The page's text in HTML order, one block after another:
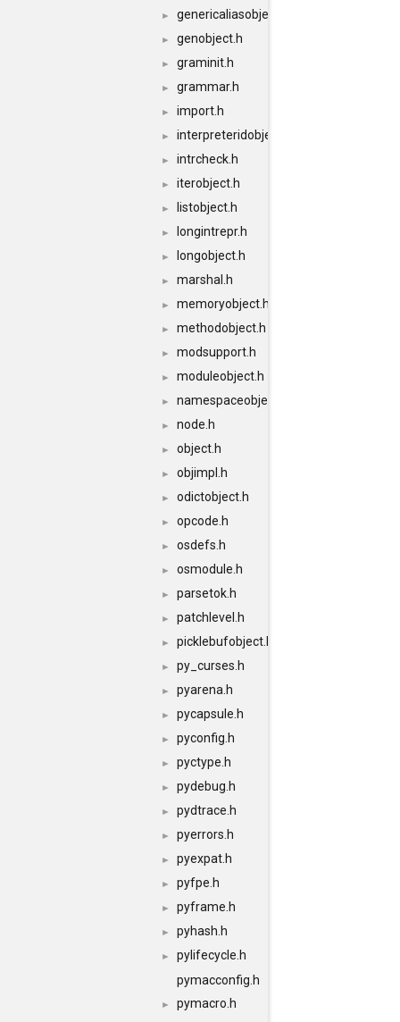
► genericaliasobject.h
► genobject.h
► graminit.h
► grammar.h
► import.h
► interpreteridobject.h
► intrcheck.h
► iterobject.h
► listobject.h
► longintrepr.h
► longobject.h
► marshal.h
► memoryobject.h
► methodobject.h
► modsupport.h
► moduleobject.h
► namespaceobject.h
► node.h
► object.h
► objimpl.h
► odictobject.h
► opcode.h
► osdefs.h
► osmodule.h
► parsetok.h
► patchlevel.h
► picklebufobject.h
► py_curses.h
► pyarena.h
► pycapsule.h
► pyconfig.h
► pyctype.h
► pydebug.h
► pydtrace.h
► pyerrors.h
► pyexpat.h
► pyfpe.h
► pyframe.h
► pyhash.h
►
pylifecycle.h
pymacconfig.h
►
pymacro.h